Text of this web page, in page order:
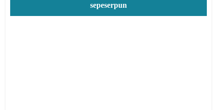
sepeserpun